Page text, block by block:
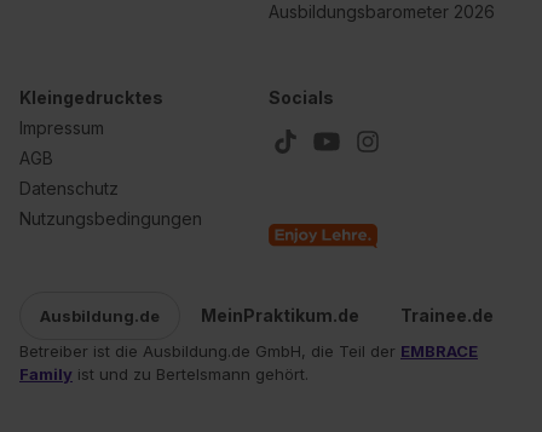
Ausbildungsbarometer 2026
Kleingedrucktes
Impressum
AGB
Datenschutz
Nutzungsbedingungen
Socials
Ausbildung.de MeinPraktikum.de Trainee.de
Betreiber ist die Ausbildung.de GmbH, die Teil der EMBRACE
Family ist und zu Bertelsmann gehört.